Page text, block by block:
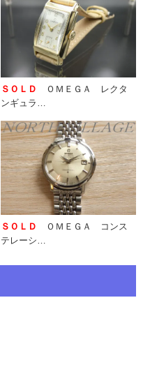
ＳＯＬＤ
ＯＭＥＧＡ レクタ
ンギュラ…
ＳＯＬＤ
ＯＭＥＧＡ コンス
テレーシ…